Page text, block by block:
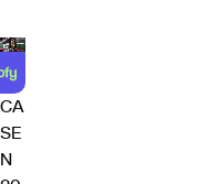
CA
SE
N